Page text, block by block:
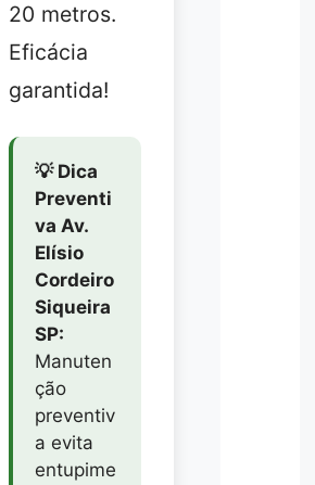
20 metros.
Eficácia
garantida!
💡 Dica
Preventi
va Av.
Elísio
Cordeiro
Siqueira
SP:
Manuten
ção
preventiv
a evita
entupime